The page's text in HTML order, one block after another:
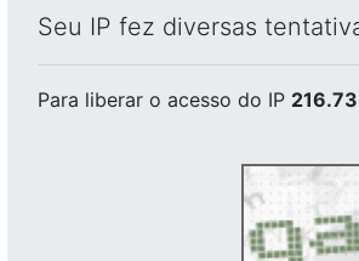
Seu IP fez diversas
Para liberar o acesso do IP